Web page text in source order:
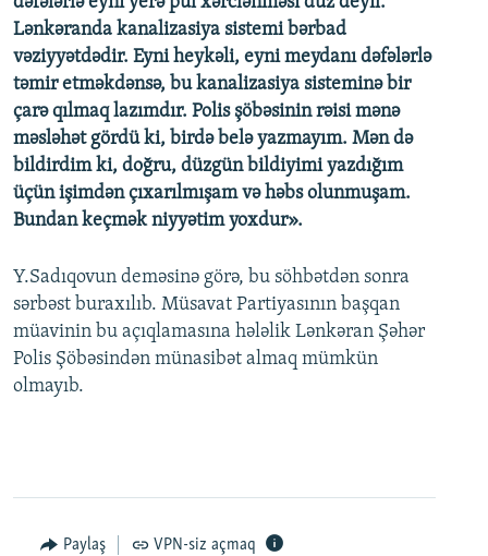
Lənkəranda kanalizasiya sistemi bərbad
vəziyyətdədir. Eyni heykəli, eyni meydanı dəfələrlə
təmir etməkdənsə, bu kanalizasiya sisteminə bir
çarə qılmaq lazımdır. Polis şöbəsinin rəisi mənə
məsləhət gördü ki, birdə belə yazmayım. Mən də
bildirdim ki, doğru, düzgün bildiyimi yazdığım
üçün işimdən çıxarılmışam və həbs olunmuşam.
Bundan keçmək niyyətim yoxdur».
Y.Sadıqovun deməsinə görə, bu söhbətdən sonra
sərbəst buraxılıb. Müsavat Partiyasının başqan
müavinin bu açıqlamasına hələlik Lənkəran Şəhər
Polis Şöbəsindən münasibət almaq mümkün
olmayıb.
Paylaş VPN-siz açmaq